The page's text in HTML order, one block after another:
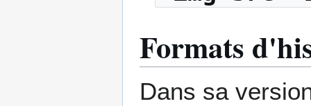
Formats
Dans sa